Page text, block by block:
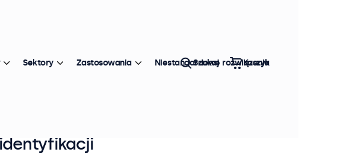
Sektory Zastosowania Niestandardowe rozwiązania
Szukaj Koszyk